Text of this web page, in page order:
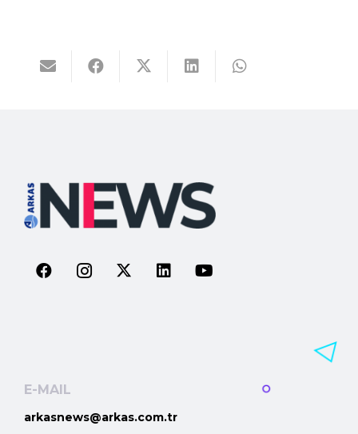
E-MAIL
arkasnews@arkas.com.tr